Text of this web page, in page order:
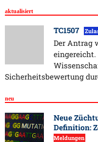
aktualisiert
TC1507
Der Antrag
eingereicht.
Sicherheitsbewertung
neu
Neue
Definition:
Meldungen